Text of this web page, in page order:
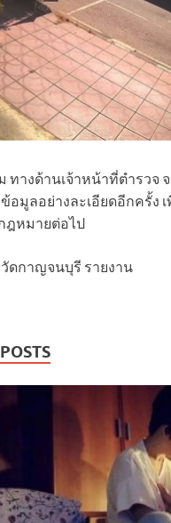
ทางด้านเจ้าหน้าที่ตำรวจ
อมูลอย่างละเอียดอีกครั้ง
ฎหมายต่อไป
ดกาญจนบุรี รายงาน